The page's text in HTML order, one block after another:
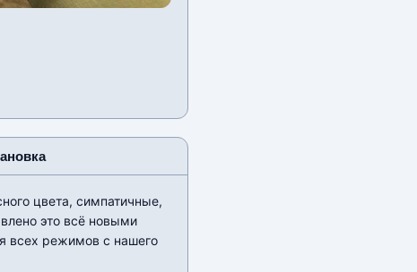
цвета, симпатичные,
это всё новыми
всех режимов с нашего